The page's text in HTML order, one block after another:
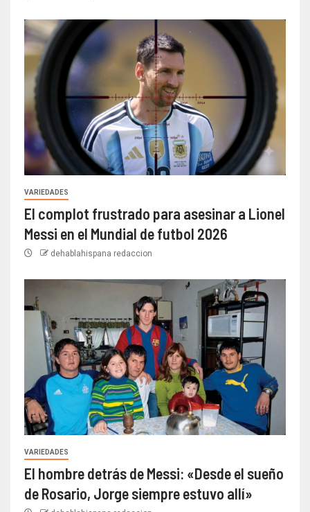
VARIEDADES
El complot frustrado para asesinar a Lionel
Messi en el Mundial de futbol 2026
dehablahispana redaccion
VARIEDADES
El hombre detrás de Messi: «Desde el sueño
de Rosario, Jorge siempre estuvo allí»